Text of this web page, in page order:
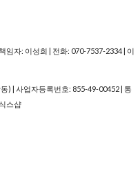
임자: 이성희 | 전화: 070-7537-2334 | 이
) | 사업자등록번호: 855-49-00452 | 통
스샵